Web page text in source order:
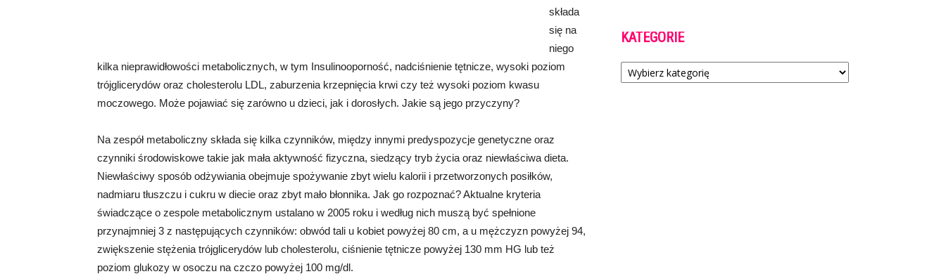
składa
się na
niego
kilka nieprawidłowości metabolicznych, w tym Insulinooporność, nadciśnienie tętnicze, wysoki poziom
trójglicerydów oraz cholesterolu LDL, zaburzenia krzepnięcia krwi czy też wysoki poziom kwasu
moczowego. Może pojawiać się zarówno u dzieci, jak i dorosłych. Jakie są jego przyczyny?
Na zespół metaboliczny składa się kilka czynników, między innymi predyspozycje genetyczne oraz
czynniki środowiskowe takie jak mała aktywność fizyczna, siedzący tryb życia oraz niewłaściwa dieta.
Niewłaściwy sposób odżywiania obejmuje spożywanie zbyt wielu kalorii i przetworzonych posiłków,
nadmiaru tłuszczu i cukru w diecie oraz zbyt mało błonnika. Jak go rozpoznać? Aktualne kryteria
świadczące o zespole metabolicznym ustalano w 2005 roku i według nich muszą być spełnione
przynajmniej 3 z następujących czynników: obwód tali u kobiet powyżej 80 cm, a u mężczyzn powyżej 94,
zwiększenie stężenia trójglicerydów lub cholesterolu, ciśnienie tętnicze powyżej 130 mm HG lub też
poziom glukozy w osoczu na czczo powyżej 100 mg/dl.
KATEGORIE
Kategorie